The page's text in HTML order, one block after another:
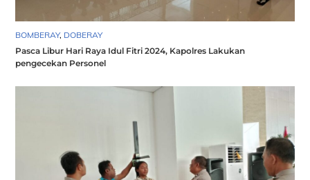
BOMBERAY, DOBERAY
Pasca Libur Hari Raya Idul Fitri 2024, Kapolres Lakukan
pengecekan Personel